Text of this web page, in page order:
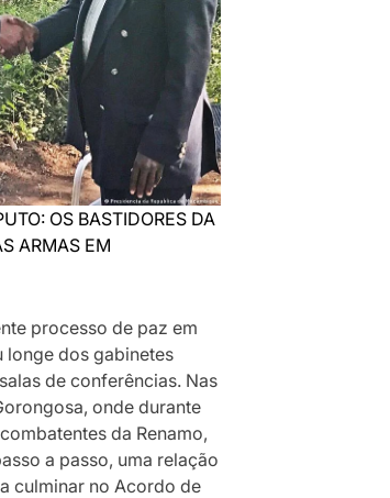
OS BASTIDORES DA
ARMAS EM
processo de paz em
dos gabinetes
de conferências. Nas
onde durante
da Renamo,
a passo, uma relação
culminar no Acordo de